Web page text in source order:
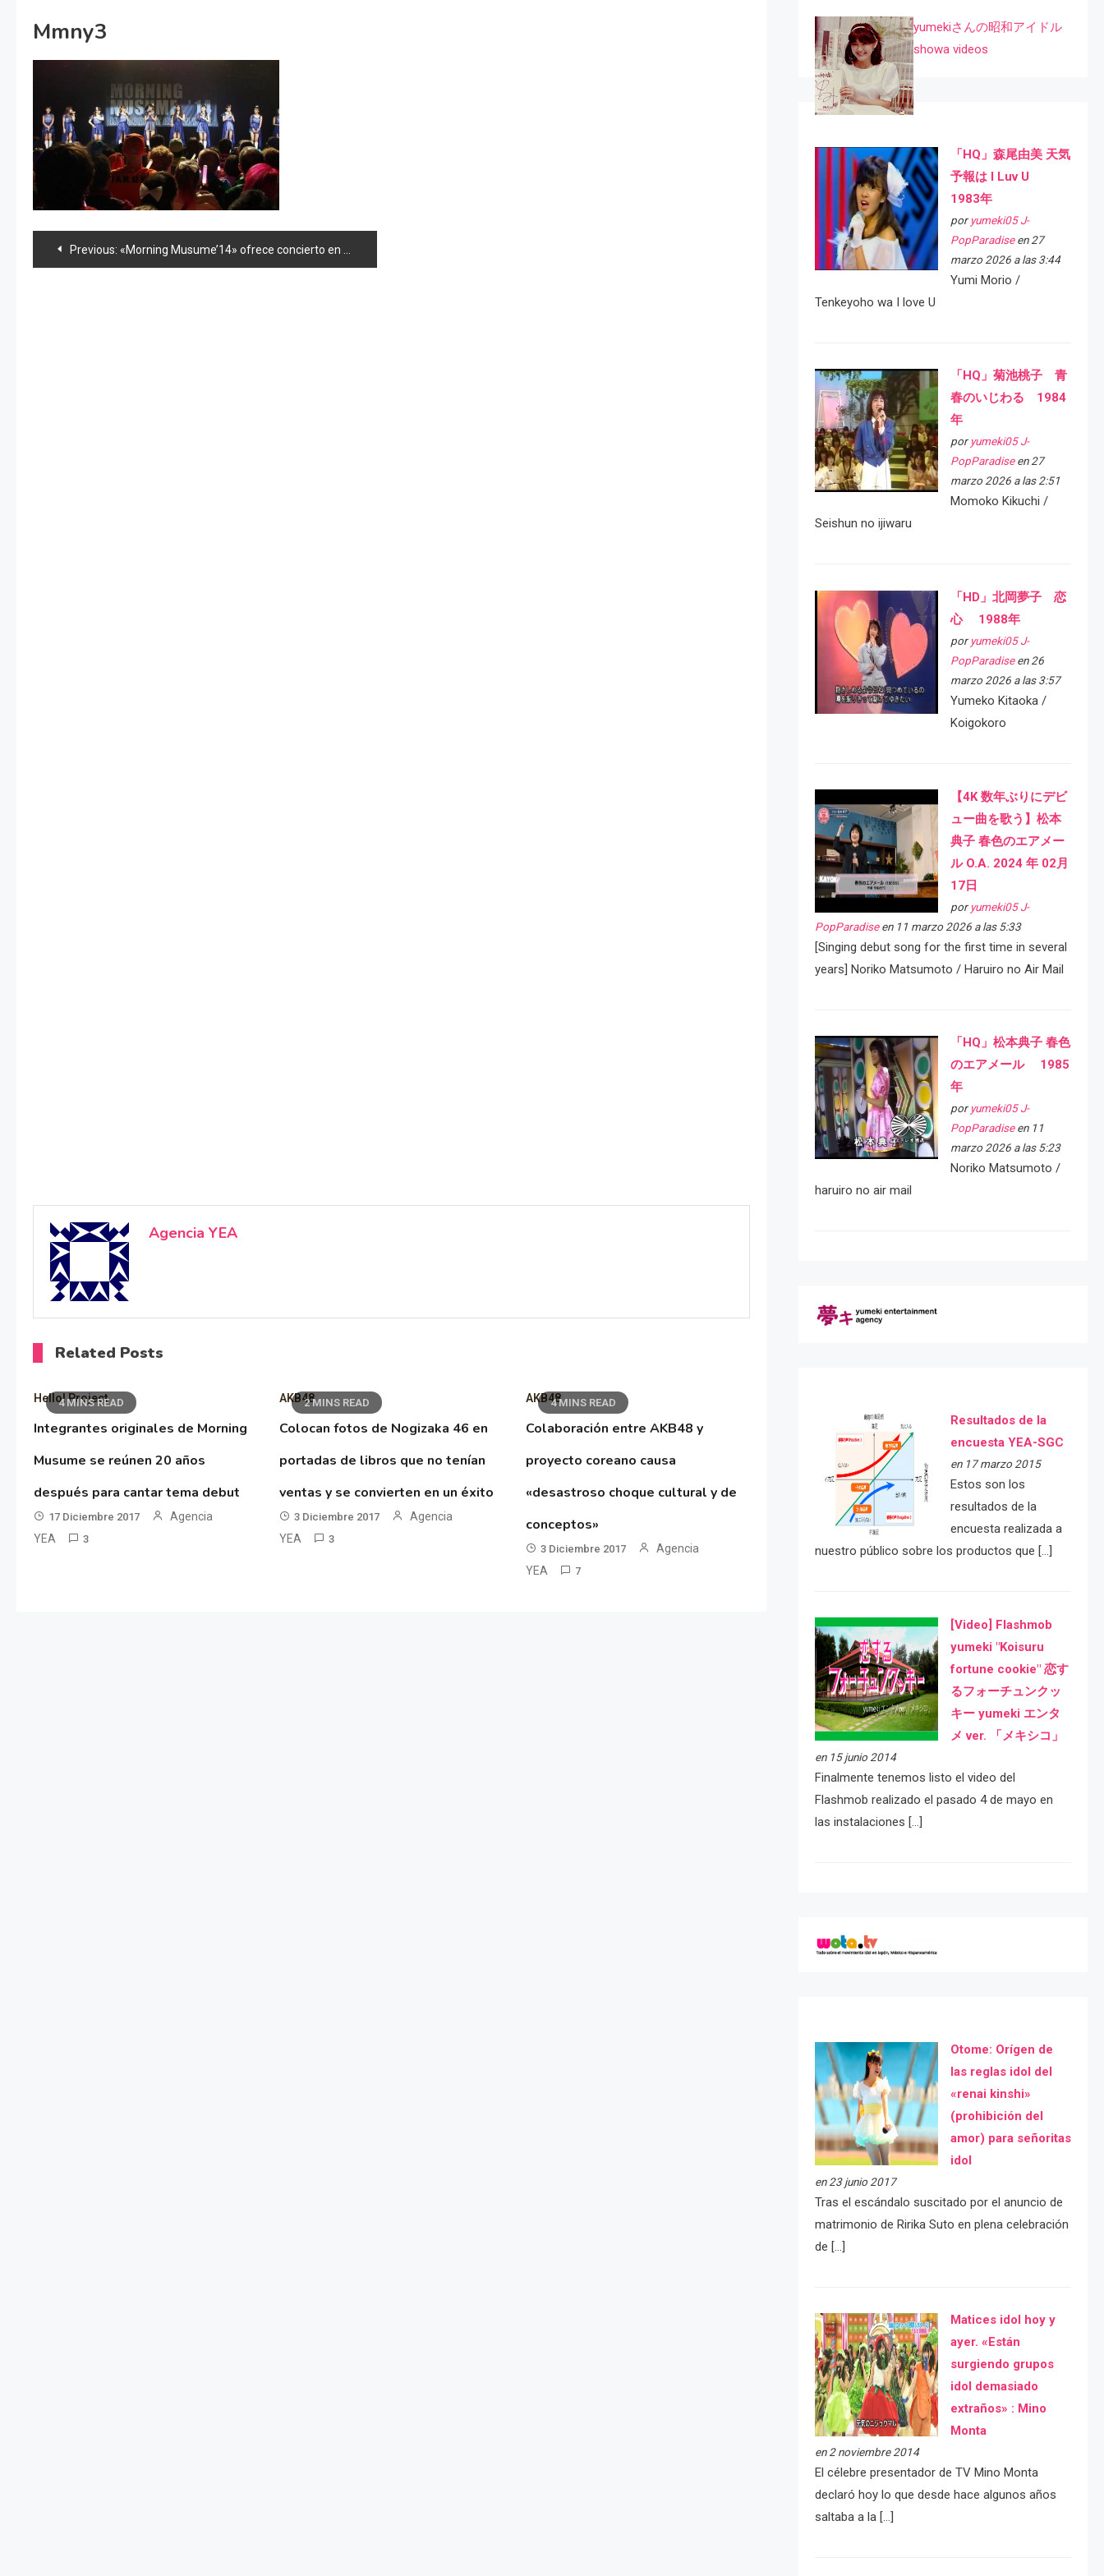
Mmny3
Navegación
Previous: «Morning Musume’14» ofrece concierto en Nueva York
Agencia YEA
Related Posts
4 MINS READ
Hello! Project
Integrantes originales de Morning
Musume se reúnen 20 años
después para cantar tema debut
17 Diciembre 2017
Agencia
YEA
3
2 MINS READ
AKB48
Colocan fotos de Nogizaka 46 en
portadas de libros que no tenían
ventas y se convierten en un éxito
3 Diciembre 2017
Agencia
YEA
3
4 MINS READ
AKB48
Colaboración entre AKB48 y
proyecto coreano causa
«desastroso choque cultural y de
conceptos»
3 Diciembre 2017
Agencia
YEA
7
yumekiさんの昭和アイドル
showa videos
「HQ」森尾由美 天気
予報は I Luv U
1983年
por yumeki05 J-
PopParadiseen 27
marzo 2026 a las 3:44
Yumi Morio /
Tenkeyoho wa I love U
「HQ」菊池桃子 青
春のいじわる 1984
年
por yumeki05 J-
PopParadiseen 27
marzo 2026 a las 2:51
Momoko Kikuchi /
Seishun no ijiwaru
「HD」北岡夢子 恋
心 1988年
por yumeki05 J-
PopParadiseen 26
marzo 2026 a las 3:57
Yumeko Kitaoka /
Koigokoro
【4K 数年ぶりにデビ
ュー曲を歌う】松本
典子 春色のエアメー
ル O.A. 2024 年 02月
17日
por yumeki05 J-
PopParadiseen 11 marzo 2026 a las 5:33
[Singing debut song for the first time in several
years] Noriko Matsumoto / Haruiro no Air Mail
「HQ」松本典子 春色
のエアメール 1985
年
por yumeki05 J-
PopParadiseen 11
marzo 2026 a las 5:23
Noriko Matsumoto /
haruiro no air mail
Resultados de la
encuesta YEA-SGC
en 17 marzo 2015
Estos son los
resultados de la
encuesta realizada a
nuestro público sobre los productos que […]
[Video] Flashmob
yumeki "Koisuru
fortune cookie" 恋す
るフォーチュンクッ
キー yumeki エンタ
メ ver. 「メキシコ」
en 15 junio 2014
Finalmente tenemos listo el video del
Flashmob realizado el pasado 4 de mayo en
las instalaciones […]
Otome: Orígen de
las reglas idol del
«renai kinshi»
(prohibición del
amor) para señoritas
idol
en 23 junio 2017
Tras el escándalo suscitado por el anuncio de
matrimonio de Ririka Suto en plena celebración
de […]
Matices idol hoy y
ayer. «Están
surgiendo grupos
idol demasiado
extraños» : Mino
Monta
en 2 noviembre 2014
El célebre presentador de TV Mino Monta
declaró hoy lo que desde hace algunos años
saltaba a la […]